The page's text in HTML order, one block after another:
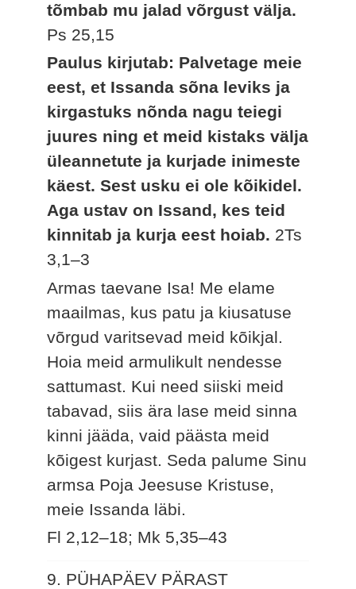
tõmbab mu jalad võrgust välja.
Ps 25,15
Paulus kirjutab: Palvetage meie
eest, et Issanda sõna leviks ja
kirgastuks nõnda nagu teiegi
juures ning et meid kistaks välja
üleannetute ja kurjade inimeste
käest. Sest usku ei ole kõikidel.
Aga ustav on Issand, kes teid
kinnitab ja kurja eest hoiab. 2Ts
3,1–3
Armas taevane Isa! Me elame
maailmas, kus patu ja kiusatuse
võrgud varitsevad meid kõikjal.
Hoia meid armulikult nendesse
sattumast. Kui need siiski meid
tabavad, siis ära lase meid sinna
kinni jääda, vaid päästa meid
kõigest kurjast. Seda palume Sinu
armsa Poja Jeesuse Kristuse,
meie Issanda läbi.
Fl 2,12–18; Mk 5,35–43
9. PÜHAPÄEV PÄRAST